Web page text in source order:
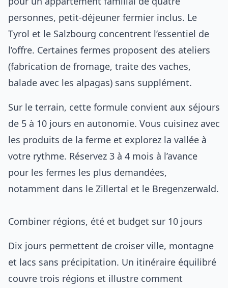
personnes, petit-déjeuner fermier inclus. Le
Tyrol et le Salzbourg concentrent l’essentiel de
l’offre. Certaines fermes proposent des ateliers
(fabrication de fromage, traite des vaches,
balade avec les alpagas) sans supplément.
Sur le terrain, cette formule convient aux séjours
de 5 à 10 jours en autonomie. Vous cuisinez avec
les produits de la ferme et explorez la vallée à
votre rythme. Réservez 3 à 4 mois à l’avance
pour les fermes les plus demandées,
notamment dans le Zillertal et le Bregenzerwald.
Combiner régions, été et budget sur 10 jours
Dix jours permettent de croiser ville, montagne
et lacs sans précipitation. Un itinéraire équilibré
couvre trois régions et illustre comment